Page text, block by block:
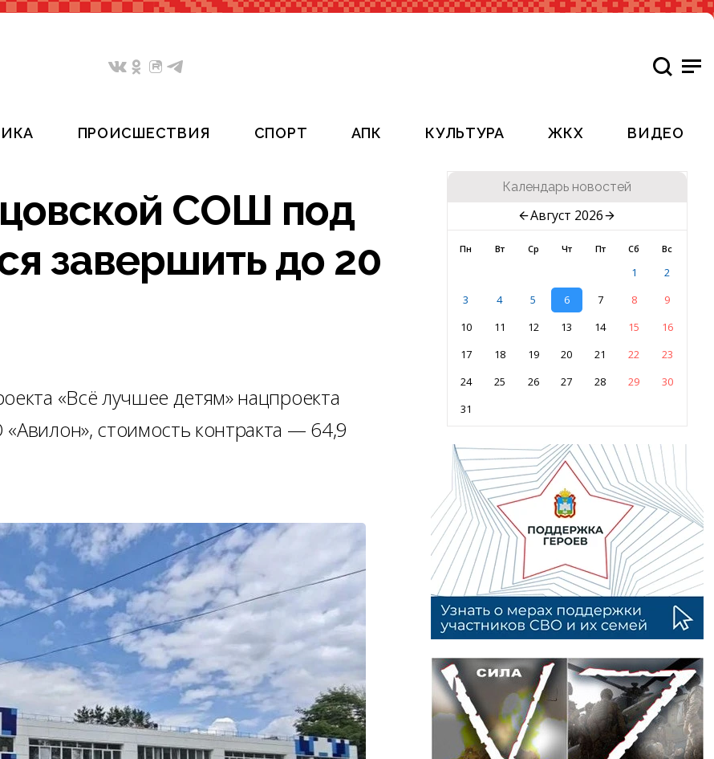
ПРОИСШЕСТВИЯ СПОРТ АПК КУЛЬТУРА ЖКХ ВИДЕО
СОШ под
завершить до 20
«Всё лучшее детям» нацпроекта
стоимость контракта — 64,9
Календарь новостей
Август 2026
Пн Вт Ср Чт Пт Сб Вс
1
2
3
4 5 6 7 8
9
10
11 12 13 14 15
16
17
18 19 20 21 22
23
24
25 26 27 28 29
30
31